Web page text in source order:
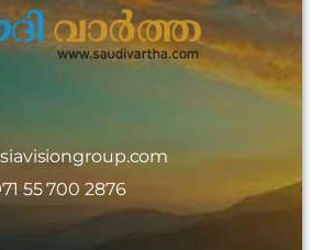
55 700 2876